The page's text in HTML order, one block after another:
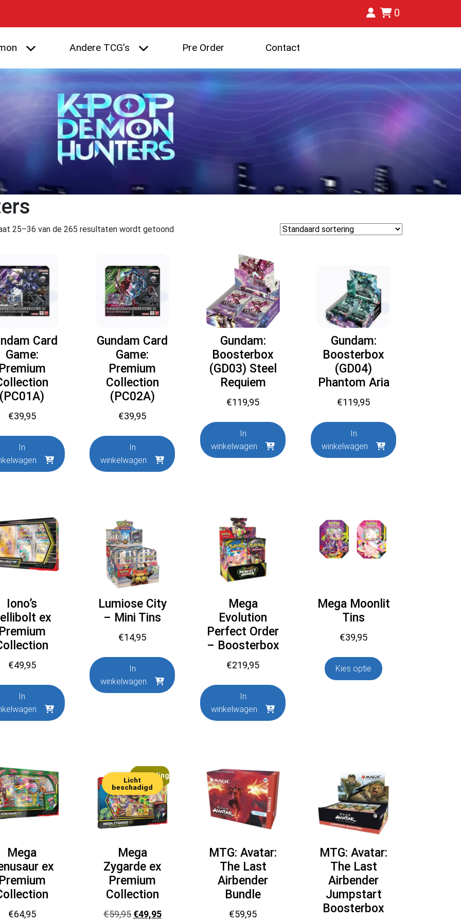
0
Andere TCG’s Pre Order Contact
25–36 van de 265 resultaten wordt getoond
Card
Game:
(PC01A)
€39,95
In
Gundam Card
Game:
Premium
Collection
(PC02A)
€39,95
In
winkelwagen
Gundam:
Boosterbox
(GD03) Steel
Requiem
€119,95
In
winkelwagen
Gundam:
Boosterbox
(GD04)
Phantom Aria
€119,95
In
winkelwagen
Iono’s
ex
€49,95
In
Lumiose City
– Mini Tins
€14,95
In
winkelwagen
Mega
Evolution
Perfect Order
– Boosterbox
€219,95
In
winkelwagen
Mega Moonlit
Tins
€39,95
Kies optie
Mega
ex
€64,95
Aanbieding!
Licht
beschadigd
Mega
Zygarde ex
Premium
Collection
€59,95 Oorspronkelijke
€49,95Huidige
MTG: Avatar:
The Last
Airbender
Bundle
€59,95
MTG: Avatar:
The Last
Airbender
Jumpstart
Boosterbox